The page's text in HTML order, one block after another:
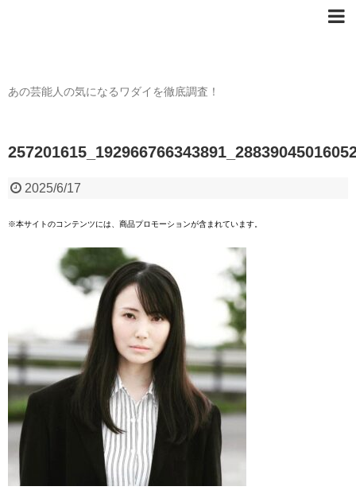
あの芸能人の気になるワダイを徹底調査！
2025/6/17
※本サイトのコンテンツには、商品プロモーションが含まれています。